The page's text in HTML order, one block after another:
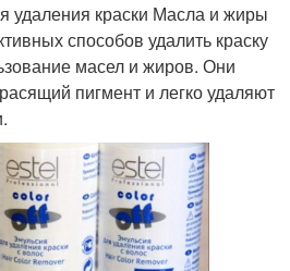
удаления краски Масла и жиры
способов удалить краску
масел и жиров. Они
пигмент и легко удаляют